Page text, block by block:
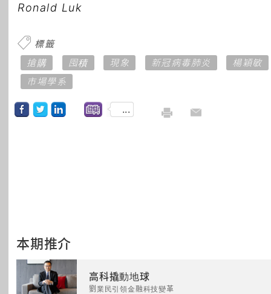
Ronald Luk
標籤
搶購
囤積 現象 新冠病毒肺炎
楊穎敏
市場學系
...
本期推介
高科撬動地球
劉業民引領金融科技變革